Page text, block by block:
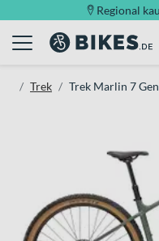
Regional
Trek Trek Marlin 7